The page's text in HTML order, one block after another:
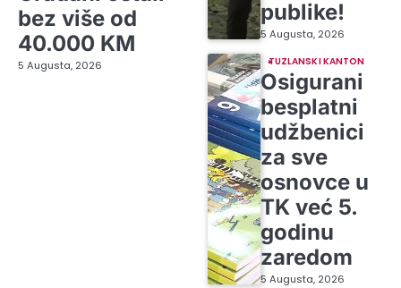
bez više od
40.000 KM
5 Augusta, 2026
publike!
5 Augusta, 2026
TUZLANSKI KANTON
Osigurani
besplatni
udžbenici
za sve
osnovce u
TK već 5.
godinu
zaredom
5 Augusta, 2026